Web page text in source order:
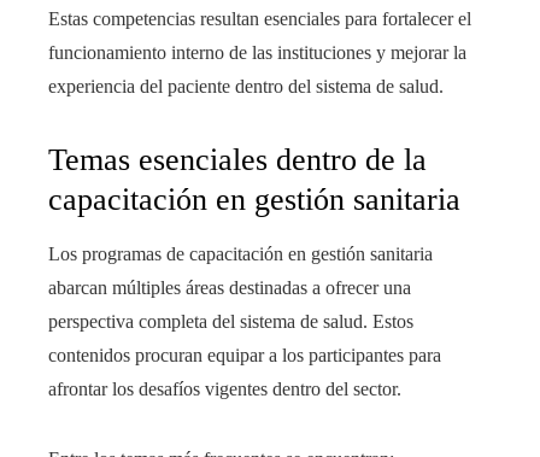
Estas competencias resultan esenciales para fortalecer el
funcionamiento interno de las instituciones y mejorar la
experiencia del paciente dentro del sistema de salud.
Temas esenciales dentro de la
capacitación en gestión sanitaria
Los programas de capacitación en gestión sanitaria
abarcan múltiples áreas destinadas a ofrecer una
perspectiva completa del sistema de salud. Estos
contenidos procuran equipar a los participantes para
afrontar los desafíos vigentes dentro del sector.